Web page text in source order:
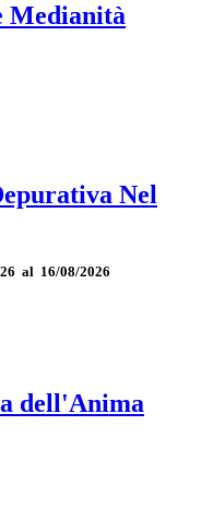
Medianità
Nel
al 16/08/2026
dell'Anima